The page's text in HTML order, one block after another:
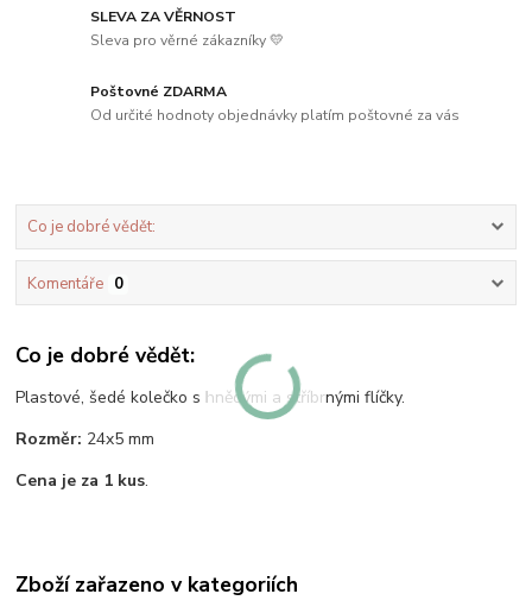
SLEVA ZA VĚRNOST
Sleva pro věrné zákazníky 💛
Poštovné ZDARMA
Od určité hodnoty objednávky platím poštovné za vás
Co je dobré vědět:
Komentáře 0
Co je dobré vědět:
Plastové, šedé kolečko s hnědými a stříbrnými flíčky.
Rozměr: 24x5 mm
Cena je za 1 kus.
Zboží zařazeno v kategoriích